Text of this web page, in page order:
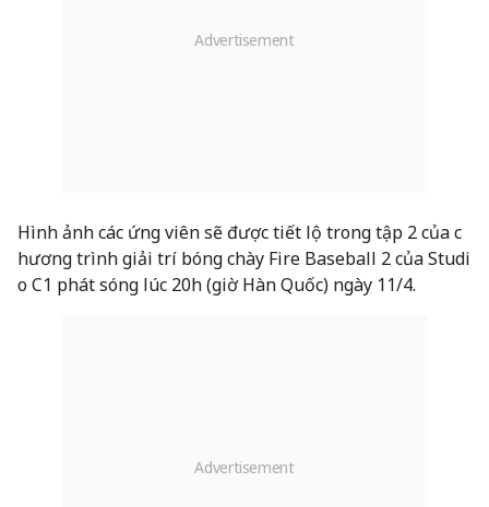
Hình ảnh các ứng viên sẽ được tiết lộ trong tập 2 của c
hương trình giải trí bóng chày Fire Baseball 2 của Studi
o C1 phát sóng lúc 20h (giờ Hàn Quốc) ngày 11/4.